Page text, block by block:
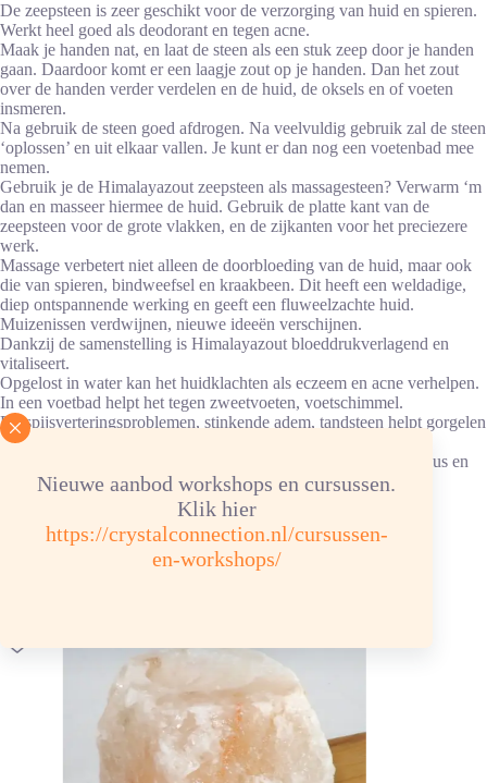
Nieuwe aanbod workshops en cursussen.
Klik hier
https://crystalconnection.nl/cursussen-
en-workshops/
De zeepsteen is zeer geschikt voor de verzorging van huid en spieren.
Werkt heel goed als deodorant en tegen acne.
Maak je handen nat, en laat de steen als een stuk zeep door je handen
gaan. Daardoor komt er een laagje zout op je handen. Dan het zout
over de handen verder verdelen en de huid, de oksels en of voeten
insmeren.
Na gebruik de steen goed afdrogen. Na veelvuldig gebruik zal de steen
‘oplossen’ en uit elkaar vallen. Je kunt er dan nog een voetenbad mee
nemen.
Gebruik je de Himalayazout zeepsteen als massagesteen? Verwarm ‘m
dan en masseer hiermee de huid. Gebruik de platte kant van de
zeepsteen voor de grote vlakken, en de zijkanten voor het preciezere
werk.
Massage verbetert niet alleen de doorbloeding van de huid, maar ook
die van spieren, bindweefsel en kraakbeen. Dit heeft een weldadige,
diep ontspannende werking en geeft een fluweelzachte huid.
Muizenissen verdwijnen, nieuwe ideeën verschijnen.
Dankzij de samenstelling is Himalayazout bloeddrukverlagend en
vitaliseert.
Opgelost in water kan het huidklachten als eczeem en acne verhelpen.
In een voetbad helpt het tegen zweetvoeten, voetschimmel.
Bij spijsverteringsproblemen, stinkende adem, tandsteen helpt gorgelen
met een zoutoplossing van Himalayazout.
Himalayazout herstelt de balans van verschillende energieniveaus en
geeft ontspanning.
Het heeft een ontgiftende werking en verzacht spierpijn en
Himalayazout stimuleert de bloedvaten in de huid.